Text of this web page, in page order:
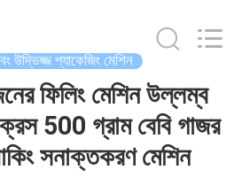
উদ্ভিজ্জ প্যাকেজিং মেশিন
ফিলিং মেশিন উল্লম্ব
500 গ্রাম বেবি গাজর
সনাক্তকরণ মেশিন